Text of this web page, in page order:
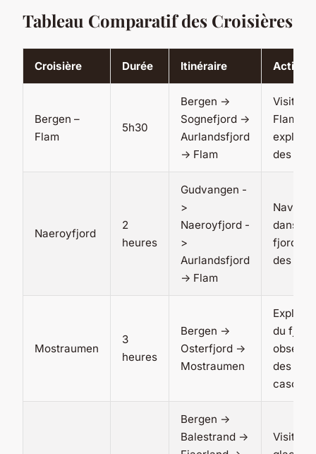
Tableau Comparatif des Croisières
Croisière Durée Itinéraire
Bergen –
Flam
5h30
Bergen ->
Sognefjord ->
Aurlandsfjord
-> Flam
Visite de
Flam,
des
Naeroyfjord
2
heures
Gudvangen -
>
Naeroyfjord -
>
Aurlandsfjord
-> Flam
dans les
fjords,
des
Mostraumen
3
heures
Bergen ->
Osterfjord ->
Mostraumen
du fjord,
des
Bergen ->
Balestrand ->
Visite du